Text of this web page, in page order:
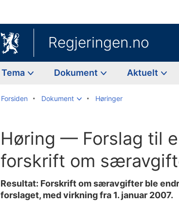
Regjeringen.no
Tema Dokument Aktuelt
Forsiden Dokument Høringer
Høring — Forslag til
forskrift om
Resultat: Forskrift om særavgifter ble
forslaget, med virkning fra 1. januar 2007.